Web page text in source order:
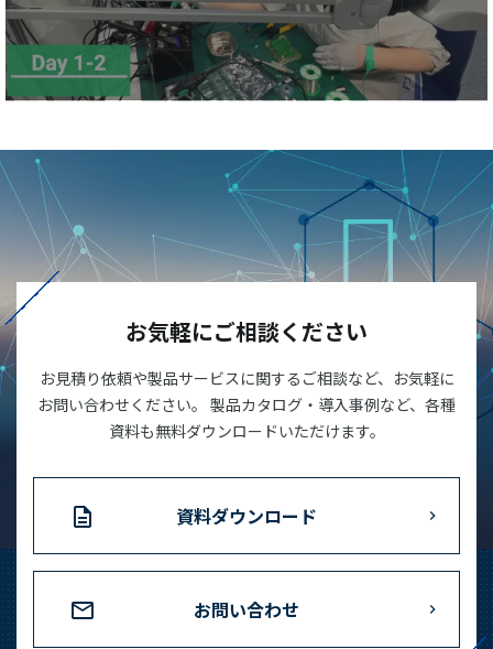
お気軽にご相談ください
お見積り依頼や製品サービスに関するご相談など、お気軽に
お問い合わせください。 製品カタログ・導入事例など、各種
資料も無料ダウンロードいただけます。
資料ダウンロード
お問い合わせ